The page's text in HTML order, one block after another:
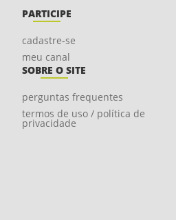
PARTICIPE
cadastre-se
meu canal
SOBRE O SITE
perguntas frequentes
termos de uso / política de
privacidade